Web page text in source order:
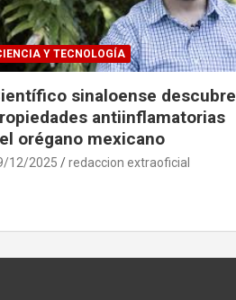
Y TECNOLOGÍA
sinaloense descubre
antiinflamatorias
orégano mexicano
12/2025 redaccion extraoficial